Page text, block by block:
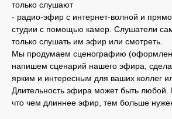
только слушают
- радио-эфир с интернет-волной и
студии с помощью камер. Слушатели
только слушать им эфир или смотреть.
Мы продумаем сценографию
напишем сценарий нашего эфира,
ярким и интересным для ваших коллег
Длительность эфира может быть любой.
что чем длиннее эфир, тем больше